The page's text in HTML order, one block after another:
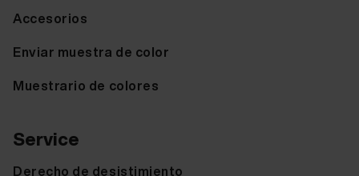
Accesorios
Enviar muestra de color
Muestrario de colores
Service
Derecho de desistimiento